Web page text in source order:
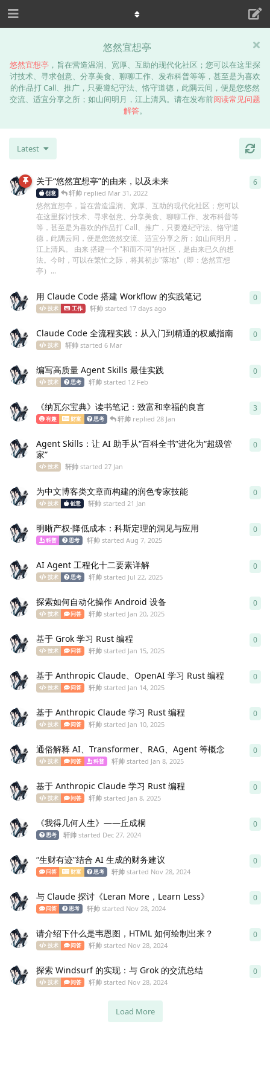
悠然宜想亭
悠然宜想亭 ，旨在营造温润、宽厚、互助的现代化社区；您可以在这里探
讨技术、寻求创意、分享美食、聊聊工作、发布科普等等，甚至是为喜欢
的作品打 Call、推广，只要遵纪守法、恪守道德，此隅云间，便是您悠然
交流、适宜分享之所；如山间明月，江上清风。请在发布前阅读常见问题
解答。
Latest
关于“悠然宜想亭”的由来，以及未来
创意 轩帅 replied Mar 31, 2022
悠然宜想亭，旨在营造温润、宽厚、互助的现代化社区；您可以
在这里探讨技术、寻求创意、分享美食、聊聊工作、发布科普等
等，甚至是为喜欢的作品打 Call、推广，只要遵纪守法、恪守道
德，此隅云间，便是您悠然交流、适宜分享之所；如山间明月，
江上清风。 由来 搭建一个"和而不同"的社区，是由来已久的想
法。今时，可以在繁忙之际，将其初步"落地"（即：悠然宜想
亭）...
6
用 Claude Code 搭建 Workflow 的实践笔记
技术 工作 轩帅started 17 days ago
0
Claude Code 全流程实践：从入门到精通的权威指南
技术 轩帅 started6 Mar
0
编写高质量 Agent Skills 最佳实践
技术 思考 轩帅started 12 Feb
0
《纳瓦尔宝典》读书笔记：致富和幸福的良言
有趣 财富 思考 轩帅 replied28 Jan
3
Agent Skills：让 AI 助手从“百科全书”进化为“超级管
家”
技术 轩帅 started27 Jan
0
为中文博客类文章而构建的润色专家技能
技术 创意 轩帅started 21 Jan
0
明晰产权·降低成本：科斯定理的洞见与应用
科普 思考 轩帅started Aug 7, 2025
0
AI Agent 工程化十二要素详解
技术 思考 轩帅started Jul 22, 2025
0
探索如何自动化操作 Android 设备
技术 问答 轩帅started Jan 20, 2025
0
基于 Grok 学习 Rust 编程
技术 问答 轩帅started Jan 15, 2025
0
基于 Anthropic Claude、OpenAI 学习 Rust 编程
技术 问答 轩帅started Jan 14, 2025
0
基于 Anthropic Claude 学习 Rust 编程
技术 问答 轩帅started Jan 10, 2025
0
通俗解释 AI、Transformer、RAG、Agent 等概念
技术 问答 科普 轩帅 started Jan 8, 2025
0
基于 Anthropic Claude 学习 Rust 编程
技术 问答 轩帅started Jan 8, 2025
0
《我得几何人生》——丘成桐
思考 轩帅 started Dec 27, 2024
0
“生财有迹”结合 AI 生成的财务建议
问答 财富 思考 轩帅 started Nov 28, 2024
0
与 Claude 探讨《Leran More，Learn Less》
问答 思考 轩帅started Nov 28, 2024
0
请介绍下什么是韦恩图，HTML 如何绘制出来？
技术 问答 轩帅started Nov 28, 2024
0
探索 Windsurf 的实现：与 Grok 的交流总结
技术 问答 轩帅started Nov 28, 2024
0
Load More